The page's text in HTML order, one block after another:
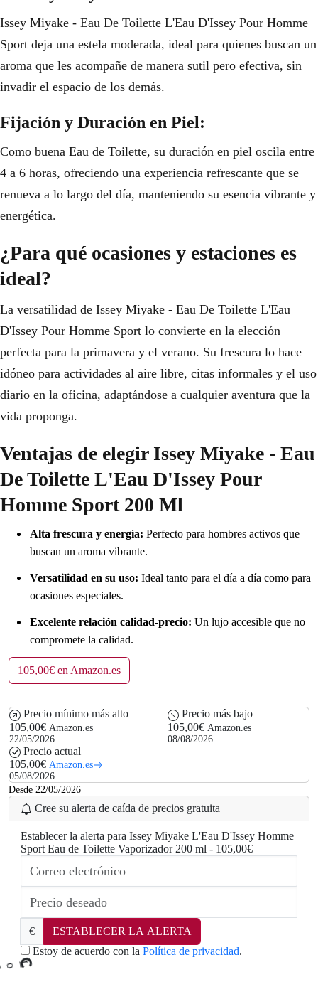
Issey Miyake - Eau De Toilette L'Eau D'Issey Pour Homme
Sport deja una estela moderada, ideal para quienes buscan un
aroma que les acompañe de manera sutil pero efectiva, sin
invadir el espacio de los demás.
Fijación y Duración en Piel:
Como buena Eau de Toilette, su duración en piel oscila entre
4 a 6 horas, ofreciendo una experiencia refrescante que se
renueva a lo largo del día, manteniendo su esencia vibrante y
energética.
¿Para qué ocasiones y estaciones es
ideal?
La versatilidad de Issey Miyake - Eau De Toilette L'Eau
D'Issey Pour Homme Sport lo convierte en la elección
perfecta para la primavera y el verano. Su frescura lo hace
idóneo para actividades al aire libre, citas informales y el uso
diario en la oficina, adaptándose a cualquier aventura que la
vida proponga.
Ventajas de elegir Issey Miyake - Eau
De Toilette L'Eau D'Issey Pour
Homme Sport 200 Ml
Alta frescura y energía: Perfecto para hombres activos que
buscan un aroma vibrante.
Versatilidad en su uso: Ideal tanto para el día a día como para
ocasiones especiales.
Excelente relación calidad-precio: Un lujo accesible que no
compromete la calidad.
105,00€ en Amazon.es
Precio mínimo más alto
105,00€ Amazon.es
22/05/2026
Precio más bajo
105,00€ Amazon.es
08/08/2026
Precio actual
105,00€ Amazon.es
05/08/2026
Desde 22/05/2026
Cree su alerta de caída de precios gratuita
Establecer la alerta para Issey Miyake L'Eau D'Issey Homme
Sport Eau de Toilette Vaporizador 200 ml - 105,00€
€
ESTABLECER LA ALERTA
Estoy de acuerdo con la Política de privacidad.
L
.